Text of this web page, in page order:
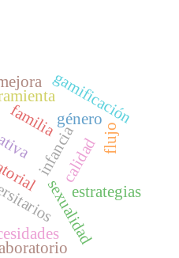
familiagénero
infancia
sexualidadestrategias
gamificación
calidad flujo